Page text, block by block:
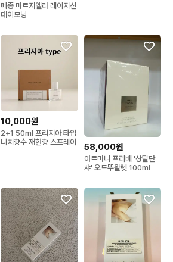
메종 마르지엘라 레이지선
데이모닝
10,000원
2+1 50ml 프리지아 타입
니치향수 재현향 스프레이
58,000원
아르마니 프리베 '상탈단
샤' 오드뚜왈렛 100ml